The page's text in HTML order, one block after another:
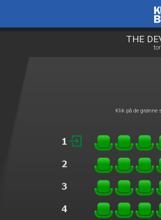
THE
Klik på de grønne